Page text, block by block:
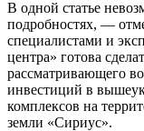
В одной статье
подробностях, —
специалистами и
центра» готова
рассматривающего
инвестиций в
комплексов на
земли «Сириус».